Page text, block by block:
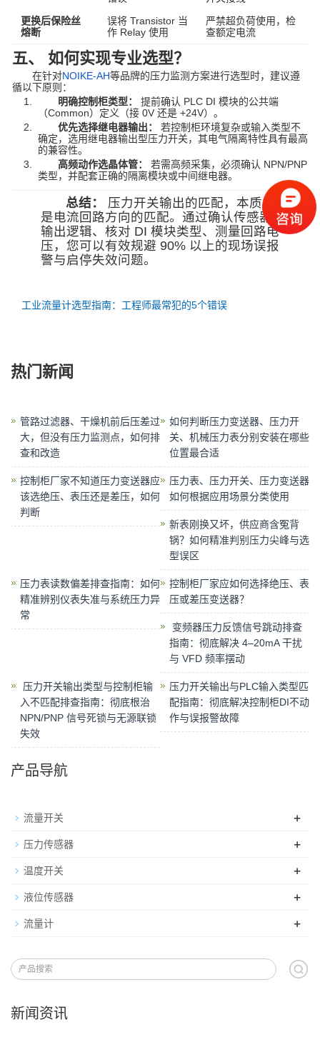
更换后保险丝
熔断
误将 Transistor 当
作 Relay 使用
严禁超负荷使用，检
查额定电流
五、 如何实现专业选型？
在针对NOIKE-AH等品牌的压力监测方案进行选型时，建议遵
循以下原则：
明确控制柜类型：
提前确认 PLC DI 模块的公共端
（Common）定义（接 0V 还是 +24V）。
优先选择继电器输出：
若控制柜环境复杂或输入类型不
确定，选用继电器输出型压力开关，其电气隔离特性具有最高
的兼容性。
高频动作选晶体管：
若需高频采集，必须确认 NPN/PNP
类型，并配套正确的隔离模块或中间继电器。
总结：
压力开关输出的匹配，本质上
是电流回路方向的匹配。通过确认传感器
输出逻辑、核对 DI 模块类型、测量回路电
压，您可以有效规避 90% 以上的现场误报
警与启停失效问题。
工业流量计选型指南：工程师最常犯的5个错误
热门新闻
管路过滤器、干燥机前后压差过
大，但没有压力监测点，如何排
查和改造
如何判断压力变送器、压力开
关、机械压力表分别安装在哪些
位置最合适
控制柜厂家不知道压力变送器应
该选绝压、表压还是差压，如何
判断
压力表、压力开关、压力变送器
如何根据应用场景分类使用
新表刚换又坏，供应商含冤背
锅？如何精准判别压力尖峰与选
型误区
压力表读数偏差排查指南：如何
精准辨别仪表失准与系统压力异
常
控制柜厂家应如何选择绝压、表
压或差压变送器？
​ 变频器压力反馈信号跳动排查
指南：彻底解决 4–20mA 干扰
与 VFD 频率摆动
​ 压力开关输出类型与控制柜输
入不匹配排查指南：彻底根治
NPN/PNP 信号死锁与无源联锁
失效
​压力开关输出与PLC输入类型匹
配指南：彻底解决控制柜DI不动
作与误报警故障
产品导航
流量开关 +
压力传感器 +
温度开关 +
液位传感器 +
流量计 +
新闻资讯